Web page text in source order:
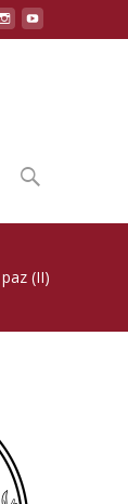
Buscar
por:
(II)